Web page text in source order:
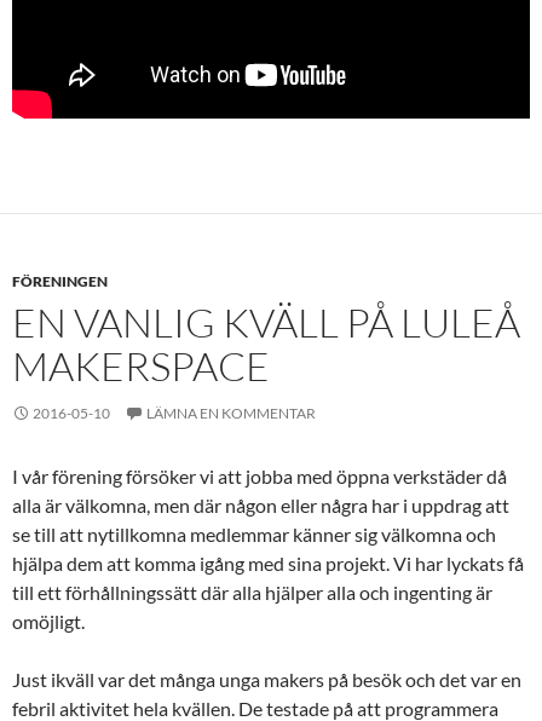
FÖRENINGEN
EN VANLIG KVÄLL PÅ LULEÅ
MAKERSPACE
2016-05-10 LÄMNA EN KOMMENTAR
I vår förening försöker vi att jobba med öppna verkstäder då
alla är välkomna, men där någon eller några har i uppdrag att
se till att nytillkomna medlemmar känner sig välkomna och
hjälpa dem att komma igång med sina projekt. Vi har lyckats få
till ett förhållningssätt där alla hjälper alla och ingenting är
omöjligt.
Just ikväll var det många unga makers på besök och det var en
febril aktivitet hela kvällen. De testade på att programmera